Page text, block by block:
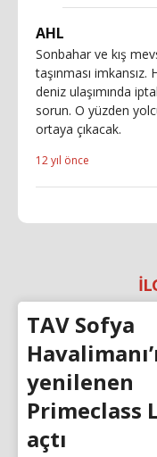
AHL
Sonbahar ve kış
taşınması
deniz ulaşımında
sorun. O yüzden
ortaya çıkacak.
12 yıl önce
TAV Sofya
yenilenen
Primeclass
açtı